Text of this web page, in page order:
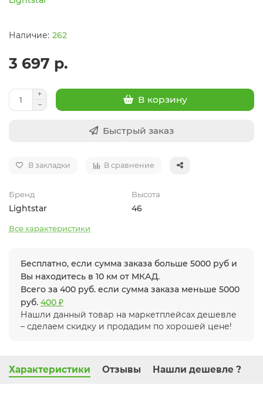
262
3 697 р.
В корзину
Быстрый заказ
В закладки В сравнение
Бренд
Lightstar
Высота
46
Все характеристики
Бесплатно, если сумма заказа больше 5000 руб и
Вы находитесь в 10 км от МКАД.
Всего за 400 руб. если сумма заказа меньше 5000
руб. 400 ₽
Нашли данный товар на маркетплейсах дешевле
– сделаем скидку и продадим по хорошей цене!
Характеристики Отзывы Нашли дешевле ?